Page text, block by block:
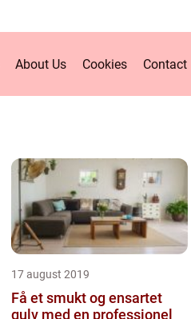
About Us Cookies Contact
17 august 2019
Få et smukt og ensartet
gulv med en professionel